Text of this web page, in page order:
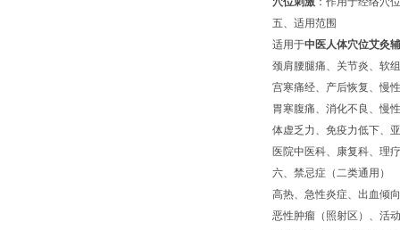
五、适用范围
适用于中医人体穴位艾灸
颈肩腰腿痛、关节炎、软
宫寒痛经、产后恢复、慢
胃寒腹痛、消化不良、慢
体虚乏力、免疫力低下、
医院中医科、康复科、理
六、禁忌症（二类通用）
高热、急性炎症、出血倾向
恶性肿瘤（照射区）、活